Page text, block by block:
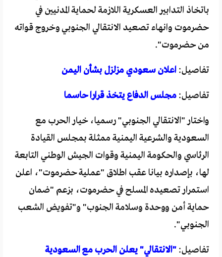
باتخاذ التدابير العسكرية اللازمة لحماية المدنيين في
حضرموت وانهاء تصعيد الانتقالي الجنوبي وخروج قواته
من حضرموت".
تفاصيل: اعلان سعودي مزلزل بشأن اليمن
تفاصيل: مجلس الدفاع يتخذ قرارا حاسما
واختار "الانتقالي الجنوبي" رسميا، خيار الحرب مع
السعودية والشرعية اليمنية ممثلة بمجلس القيادة
الرئاسي والحكومة اليمنية وقوات الجيش الوطني التابعة
لها، بإصداره بيانا عقب اطلاق "عملية حضرموت"، اعلن
استمرار تصعيده المسلح في حضرموت، بزعم "ضمان
حماية أمن ووحدة وسلامة الجنوب" و"تفويض الشعب
الجنوبي".
تفاصيل: "الانتقالي" يعلن الحرب مع السعودية